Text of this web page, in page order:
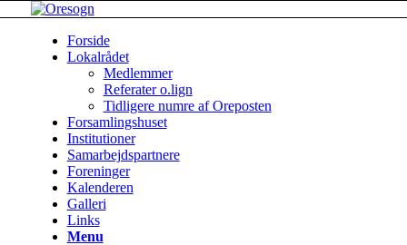
Forside
Lokalrådet
Medlemmer
Referater o.lign
Tidligere numre af Oreposten
Forsamlingshuset
Institutioner
Samarbejdspartnere
Foreninger
Kalenderen
Galleri
Links
Menu